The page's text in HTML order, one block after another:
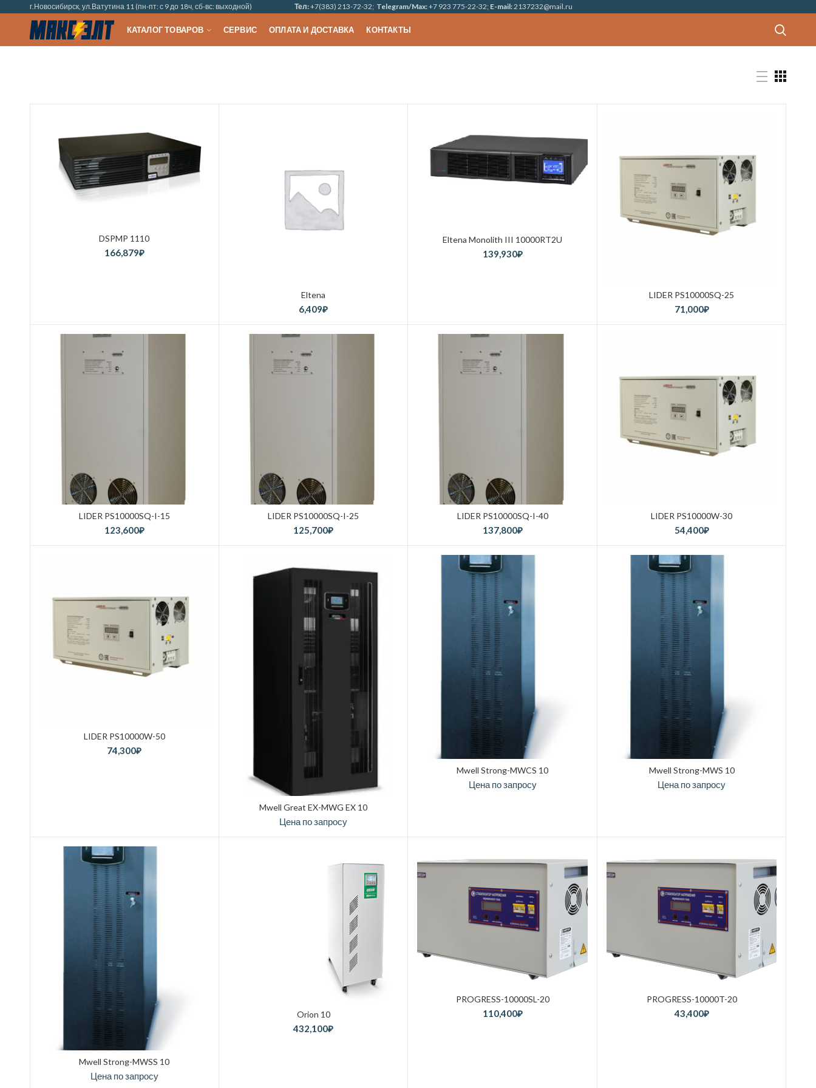
г.Новосибирск, ул.Ватутина 11 (пн-пт: с 9 до 18ч, сб-вс: выходной) Тел:+7(383) 213-72-32; Telegram/Max:+7 923 775-22-32; E-mail:2137232@mail.ru
КАТАЛОГ ТОВАРОВ СЕРВИС ОПЛАТА И ДОСТАВКА КОНТАКТЫ
DSPMP 1110
166,879₽
Eltena
6,409₽
Eltena Monolith III 10000RT2U
139,930₽
LIDER PS10000SQ-25
71,000₽
LIDER PS10000SQ-I-15
123,600₽
LIDER PS10000SQ-I-25
125,700₽
LIDER PS10000SQ-I-40
137,800₽
LIDER PS10000W-30
54,400₽
LIDER PS10000W-50
74,300₽
Mwell Great EX-MWG EX 10
Цена по запросу
Mwell Strong-MWCS 10
Цена по запросу
Mwell Strong-MWS 10
Цена по запросу
Mwell Strong-MWSS 10
Цена по запросу
Orion 10
432,100₽
PROGRESS-10000SL-20
110,400₽
PROGRESS-10000T-20
43,400₽